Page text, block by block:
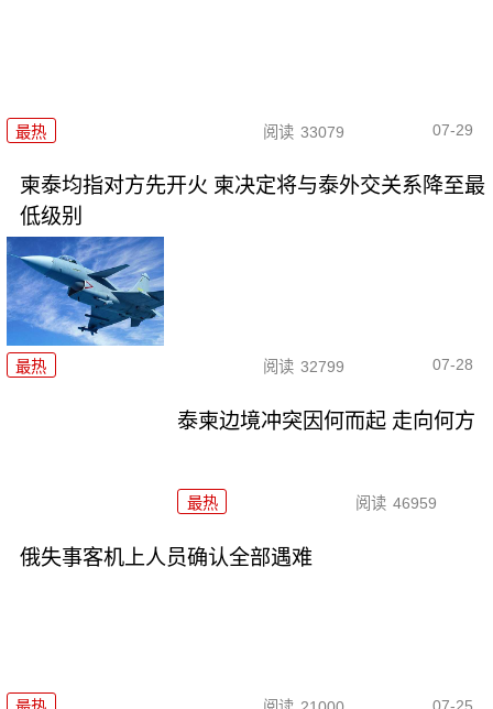
最热 阅读 33079 07-29
柬泰均指对方先开火 柬决定将与泰外交关系降至最
低级别
最热 阅读 32799 07-28
泰柬边境冲突因何而起 走向何方
最热 阅读 46959
俄失事客机上人员确认全部遇难
07-25